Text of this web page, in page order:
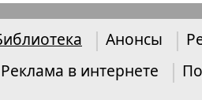
Анонсы
Реклама в интернете